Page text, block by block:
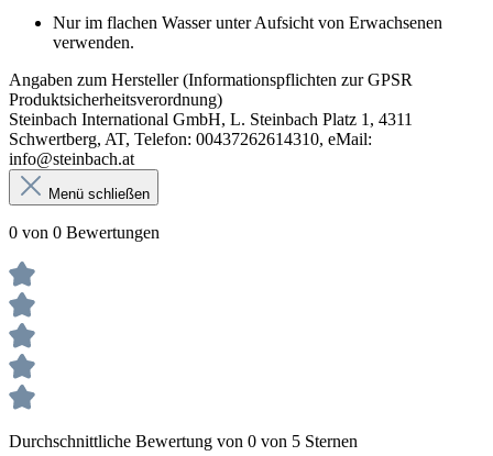
Nur im flachen Wasser unter Aufsicht von Erwachsenen
verwenden.
Angaben zum Hersteller (Informationspflichten zur GPSR
Produktsicherheitsverordnung)
Steinbach International GmbH, L. Steinbach Platz 1, 4311
Schwertberg, AT, Telefon: 00437262614310, eMail:
info@steinbach.at
Menü schließen
0 von 0 Bewertungen
Durchschnittliche Bewertung von 0 von 5 Sternen